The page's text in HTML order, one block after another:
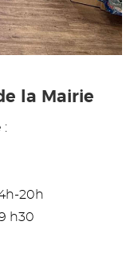
la Mairie
:
20h
h30